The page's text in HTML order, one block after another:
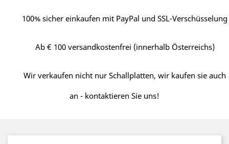
100% sicher einkaufen mit PayPal und SSL-Verschüsselung
Ab € 100 versandkostenfrei (innerhalb Österreichs)
Wir verkaufen nicht nur Schallplatten, wir kaufen sie auch
an - kontaktieren Sie uns!